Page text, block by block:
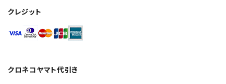
クレジット
クロネコヤマト代引き